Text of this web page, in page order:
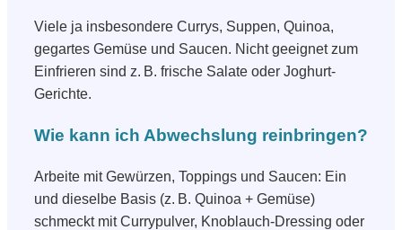
Viele ja insbesondere Currys, Suppen, Quinoa,
gegartes Gemüse und Saucen. Nicht geeignet zum
Einfrieren sind z. B. frische Salate oder Joghurt-
Gerichte.
Wie kann ich Abwechslung reinbringen?
Arbeite mit Gewürzen, Toppings und Saucen: Ein
und dieselbe Basis (z. B. Quinoa + Gemüse)
schmeckt mit Currypulver, Knoblauch-Dressing oder